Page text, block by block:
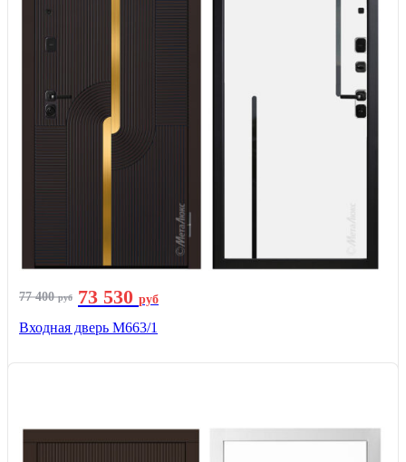
77 400руб 73 530 руб
Входная дверь М663/1